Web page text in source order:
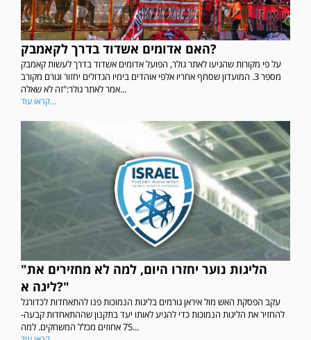
האם אדומים אשדוד בדרך לקאמבק?
על פי מקורות שהגיעו לאתר גולר, הפועל אדומים אשדוד בדרך לעשות קאמבק
מספר 3. המועדון שסחף אחריו אלפי אוהדים בימיו הגדולים יחזור וגורם מקורב
אמר לאתר גולר:"זה לא שאלה...
קראו עוד...
"הליגות נוער יחזרו היום, למה לא מחזירים את
ליגה א?"
עקב הפסקת האש מול איראן גורמים בליגות הנמוכות פנו להתאחדות לכדורגל
להחזיר את הליגות הנמוכות כדי להגיע לאותו יעד בתקנון שההתאחדות קבעה-
75 אחוזים מכלל המשחקים. למה...